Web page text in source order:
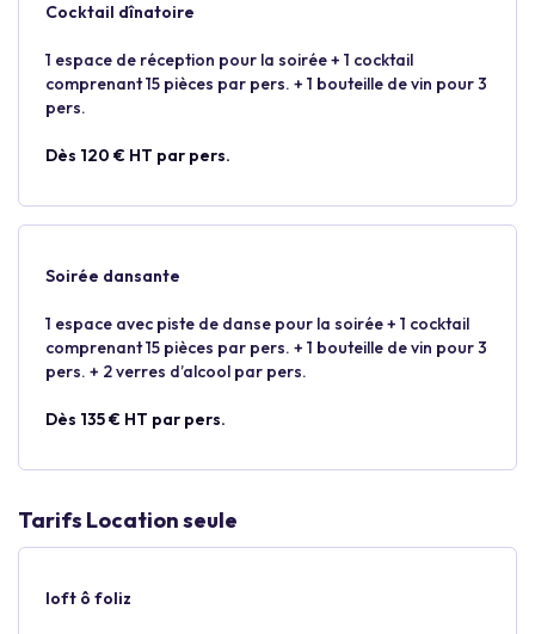
Cocktail dînatoire
1 espace de réception pour la soirée + 1 cocktail
comprenant 15 pièces par pers. + 1 bouteille de vin pour 3
pers.
Dès 120 € HT par pers.
Soirée dansante
1 espace avec piste de danse pour la soirée + 1 cocktail
comprenant 15 pièces par pers. + 1 bouteille de vin pour 3
pers. + 2 verres d’alcool par pers.
Dès 135 € HT par pers.
Tarifs Location seule
loft ô foliz